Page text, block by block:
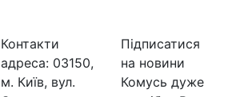
Контакти
адреса: 03150,
м. Київ, вул.
Підписатися
на новини
Комусь дуже